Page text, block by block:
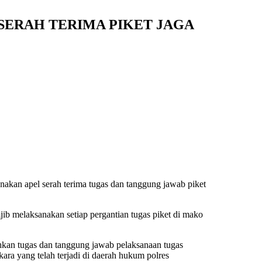
TERIMA PIKET JAGA
apel serah terima tugas dan tanggung jawab piket
melaksanakan setiap pergantian tugas piket di mako
tugas dan tanggung jawab pelaksanaan tugas
yang telah terjadi di daerah hukum polres